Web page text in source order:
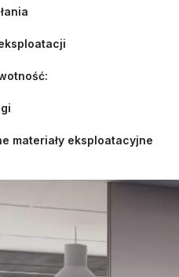
materiały eksploatacyjne